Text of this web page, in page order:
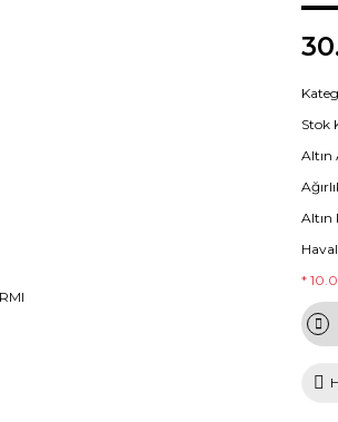
Stok
Altın
Altın
*